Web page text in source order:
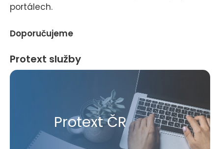
portálech.
Doporučujeme
Protext služby
Protext ČR